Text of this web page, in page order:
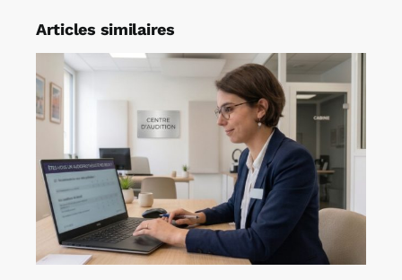
Articles similaires